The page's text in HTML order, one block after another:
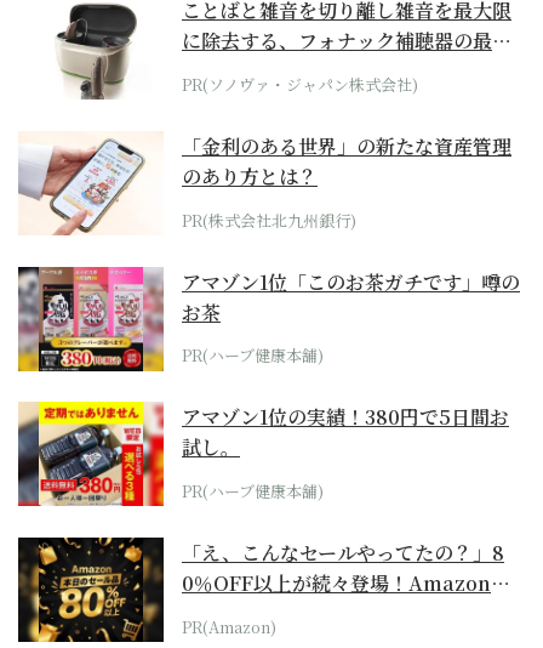
ことばと雑音を切り離し雑音を最大限
に除去する、フォナック補聴器の最上
位モデル
PR(ソノヴァ・ジャパン株式会社)
「金利のある世界」の新たな資産管理
のあり方とは？
PR(株式会社北九州銀行)
アマゾン1位「このお茶ガチです」噂の
お茶
PR(ハーブ健康本舗)
アマゾン1位の実績！380円で5日間お
試し。
PR(ハーブ健康本舗)
「え、こんなセールやってたの？」8
0％OFF以上が続々登場！Amazonの
本気が...
PR(Amazon)